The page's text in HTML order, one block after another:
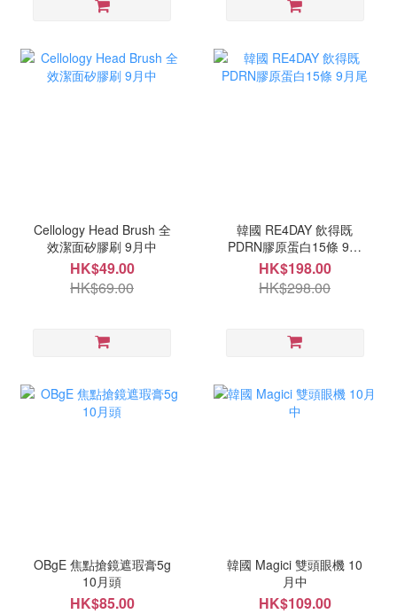
Cellology Head Brush 全
效潔面矽膠刷 9月中
HK$49.00
HK$69.00
韓國 RE4DAY 飲得既
PDRN膠原蛋白15條 9月
尾
HK$198.00
HK$298.00
OBgE 焦點搶鏡遮瑕膏5g
10月頭
HK$85.00
韓國 Magici 雙頭眼機 10
月中
HK$109.00